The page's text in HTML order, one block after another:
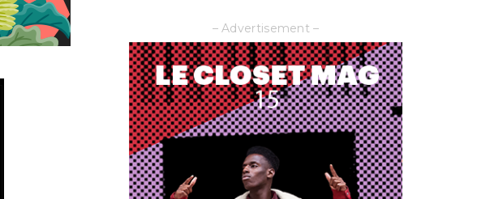
– Advertisement –